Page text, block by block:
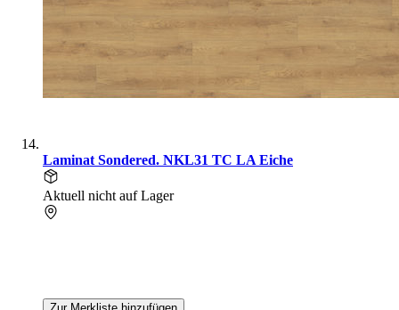
Laminat Sondered. NKL31 TC LA Eiche
Aktuell nicht auf Lager